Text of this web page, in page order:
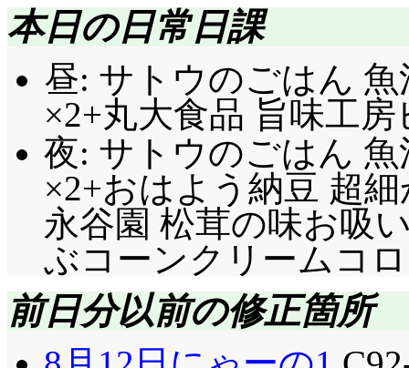
本日の日常日課
昼: サトウのごはん
×2+丸大食品 旨味工
夜: サトウのごはん
×2+おはよう納豆 超
永谷園 松茸の味お吸
ぶコーンクリームコ
前日分以前の修正箇所